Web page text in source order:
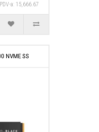
a: 15,666.67
NVME SS